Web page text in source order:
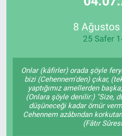
8
25 Safer
Onlar (kâfirler) orada şöyle
bizi (Cehennem'den) çıkar,
yaptığımız amellerden
(Onlara şöyle denilir:) "Size,
düşüneceği kadar ömür
Cehennem azâbından
(Fâtır
Özel Haberler
Kadın
Erişim Bilgileri